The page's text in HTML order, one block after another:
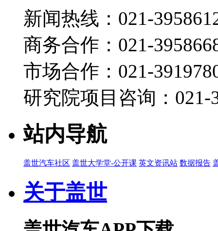
新闻热线：021-
商务合作：021-
市场合作：021-
研究院项目咨询：021-
站内导航
盖世汽车社区 盖世大学堂-公开课 英文资讯站 数据报告
关于盖世